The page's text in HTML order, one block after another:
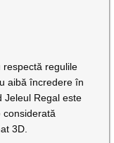
respectă regulile
aibă încredere în
Jeleul Regal este
considerată
3D.